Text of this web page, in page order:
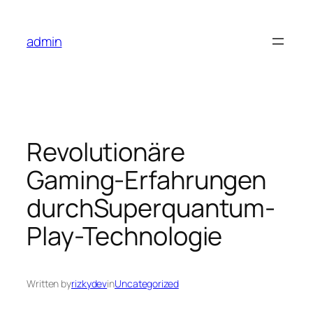
content
admin
Revolutionäre
Gaming-Erfahrungen
durchSuperquantum-
Play-Technologie
Written byrizkydevinUncategorized